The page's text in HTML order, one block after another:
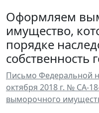
Оформляем
имущество,
порядке
собственность
Письмо Федеральной
октября 2018 г. № СА-
выморочного